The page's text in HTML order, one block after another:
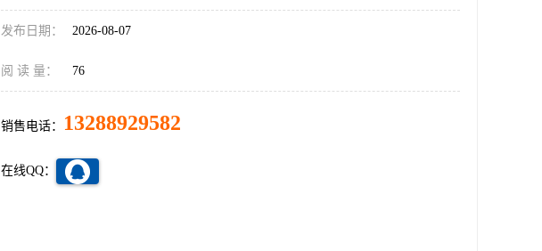
发布日期： 2026-08-07
阅 读 量： 76
销售电话： 13288929582
在线QQ：